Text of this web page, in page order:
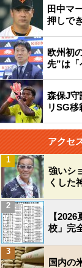
田中マ
押しで
欧州初
先”は「
森保J守
リSG移
アクセ
強いシ
くした
1
【
校」完
2
国内の
3